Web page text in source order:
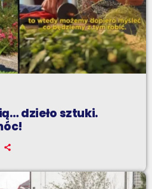
dzieło sztuki.